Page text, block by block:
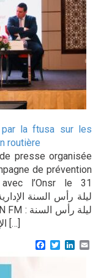
la ftusa sur les
routière
presse organisée
de prévention
l’Onsr le 31
الإدارية …صفر حوادث مرور بتونس العاصمة […]
Facebook
Twitter